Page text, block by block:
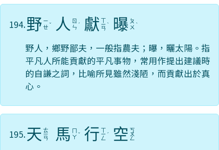
194.野 ㄧ
ㄝˇ 人 ㄖ
ㄣ ˊ 獻 ㄧ
ㄢ
ˋ 曝 ㄆ
ㄨ ˋ
野人，鄉野鄙夫，一般指農夫；曝，曬太陽。指
平凡人所能貢獻的平凡事物，常用作提出建議時
的自謙之詞，比喻所見雖然淺陋，而貢獻出於真
心。
195.天 ㄊ
ㄧ
ㄢ 馬 ㄚ ˇ 行 ㄧ
ㄥ
ˊ 空 ㄎ
ㄨ
ㄥ